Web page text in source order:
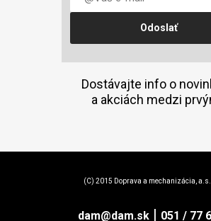
Dostávajte info o
a akciách medzi
(C) 2015 Doprava a mechanizácia, a.s.
dam@dam.sk| 051 / 77